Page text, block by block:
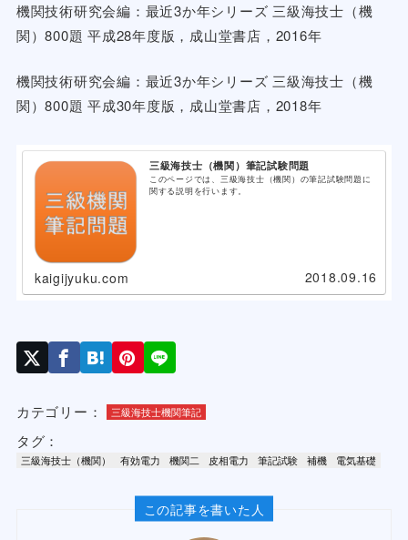
機関技術研究会編：最近3か年シリーズ 三級海技士（機
関）800題 平成28年度版，成山堂書店，2016年
機関技術研究会編：最近3か年シリーズ 三級海技士（機
関）800題 平成30年度版，成山堂書店，2018年
三級海技士（機関）筆記試験問題
このページでは、三級海技士（機関）の筆記試験問題に
関する説明を行います。
kaigijyuku.com 2018.09.16
カテゴリー： 三級海技士機関筆記
タグ：
三級海技士（機関） 有効電力 機関二 皮相電力 筆記試験 補機 電気基礎
この記事を書いた人